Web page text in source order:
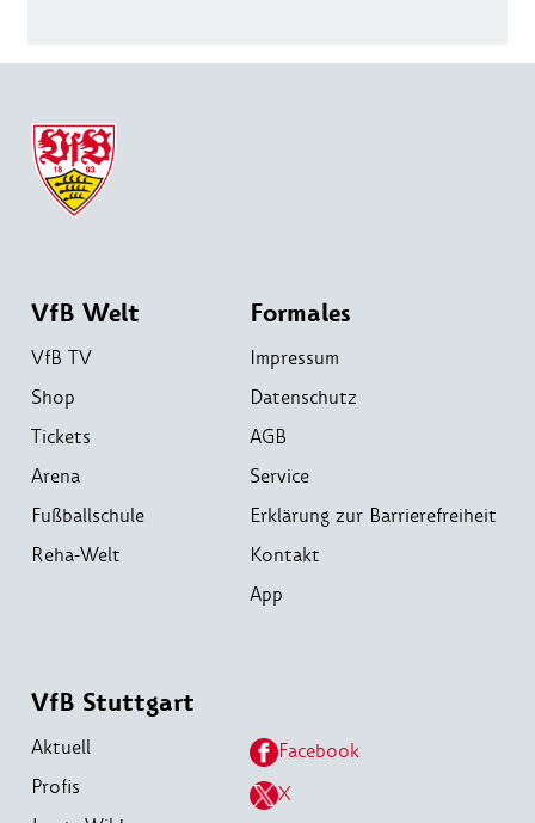
VfB Welt
VfB TV
Shop
Tickets
Arena
Fußballschule
Reha-Welt
Formales
Impressum
Datenschutz
AGB
Service
Erklärung zur Barrierefreiheit
Kontakt
App
VfB Stuttgart
Aktuell
Profis
Facebook
X